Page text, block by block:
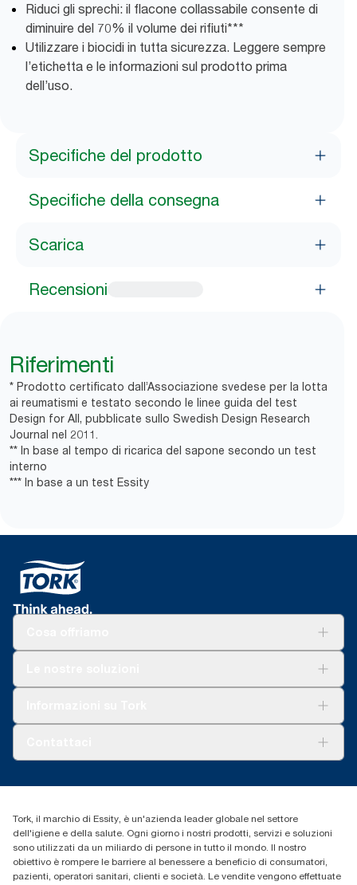
Riduci gli sprechi: il flacone collassabile consente di
diminuire del 70% il volume dei rifiuti​***
Utilizzare i biocidi in tutta sicurezza. Leggere sempre
l’etichetta e le informazioni sul prodotto prima
dell’uso.
Specifiche del prodotto
Specifiche della consegna
Scarica
Recensioni
Riferimenti
* Prodotto certificato dall’Associazione svedese per la lotta
ai reumatismi e testato secondo le linee guida del test
Design for All, pubblicate sullo Swedish Design Research
Journal nel 2011.
** In base al tempo di ricarica del sapone secondo un test
interno
*** In base a un test Essity
+39 0331 443896
Tork, il marchio di Essity, è un'azienda leader globale nel settore
dell'igiene e della salute. Ogni giorno i nostri prodotti, servizi e soluzioni
sono utilizzati da un miliardo di persone in tutto il mondo. Il nostro
obiettivo è rompere le barriere al benessere a beneficio di consumatori,
pazienti, operatori sanitari, clienti e società. Le vendite vengono effettuate